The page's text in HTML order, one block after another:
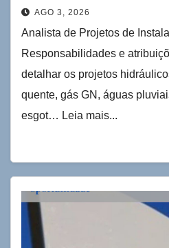
AGO 3, 2026
Analista de Projetos de
Responsabilidades e
detalhar os projetos
quente, gás GN, águas
esgot… Leia mais...